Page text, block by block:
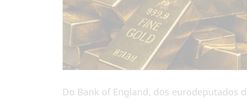
Do Bank of England, dos eurodeputados